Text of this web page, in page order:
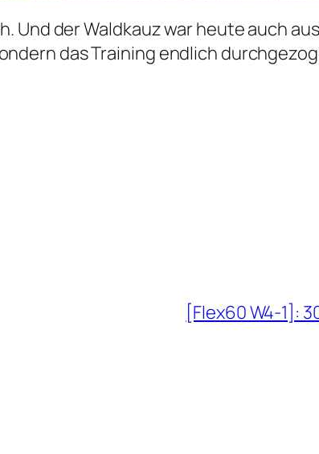
Und der Waldkauz war heute auch
das Training endlich
[Flex60 W4-1]: